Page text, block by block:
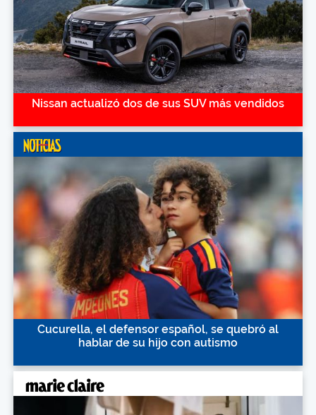
Nissan actualizó dos de sus SUV más vendidos
Cucurella, el defensor español, se quebró al
hablar de su hijo con autismo